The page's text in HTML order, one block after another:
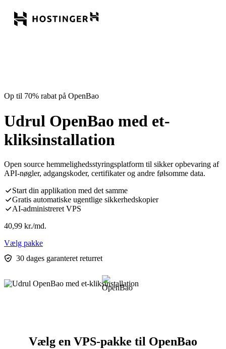
Op til 70% rabat på OpenBao
Udrul OpenBao med et-
kliksinstallation
Open source hemmelighedsstyringsplatform til sikker opbevaring af
API-nøgler, adgangskoder, certifikater og andre følsomme data.
Start din applikation med det samme
Gratis automatiske ugentlige sikkerhedskopier
AI-administreret VPS
40,99 kr./md.
Vælg pakke
30 dages garanteret returret
Vælg en VPS-pakke til OpenBao